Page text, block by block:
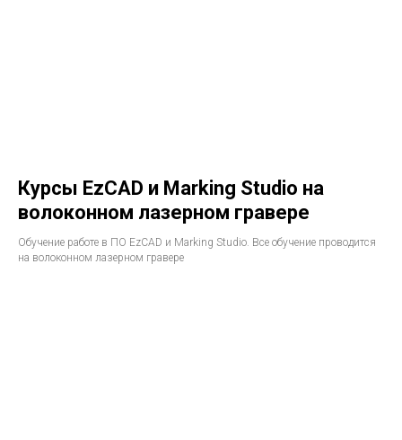
Курсы EzCAD и Marking Studio на
волоконном лазерном гравере
Обучение работе в ПО EzCAD и Marking Studio. Все обучение проводится
на волоконном лазерном гравере